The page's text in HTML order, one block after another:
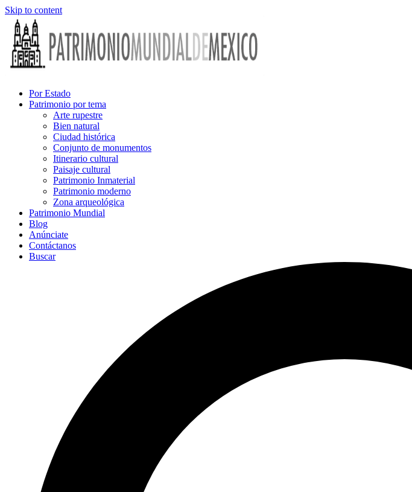
Skip to content
Por Estado
Patrimonio por tema
Arte rupestre
Bien natural
Ciudad histórica
Conjunto de monumentos
Itinerario cultural
Paisaje cultural
Patrimonio Inmaterial
Patrimonio moderno
Zona arqueológica
Patrimonio Mundial
Blog
Anúnciate
Contáctanos
Buscar